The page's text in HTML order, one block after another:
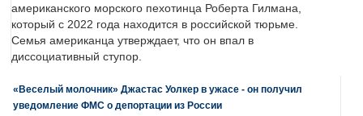
американского морского пехотинца Роберта Гилмана,
который с 2022 года находится в российской тюрьме.
Семья американца утверждает, что он впал в
диссоциативный ступор.
«Веселый молочник» Джастас Уолкер в ужасе - он получил
уведомление ФМС о депортации из России